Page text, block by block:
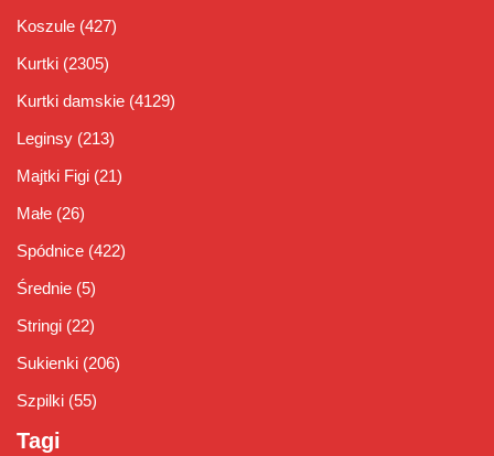
Koszule (427)
Kurtki (2305)
Kurtki damskie (4129)
Leginsy (213)
Majtki Figi (21)
Małe (26)
Spódnice (422)
Średnie (5)
Stringi (22)
Sukienki (206)
Szpilki (55)
Tagi